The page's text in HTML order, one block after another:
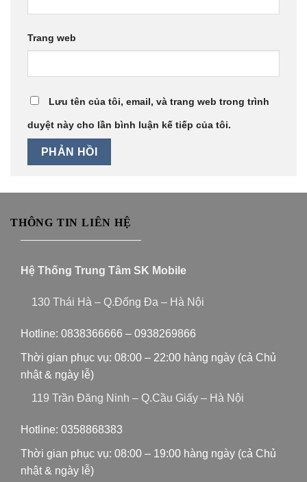
Trang web
Lưu tên của tôi, email, và trang web trong trình
duyệt này cho lần bình luận kế tiếp của tôi.
THÔNG TIN LIÊN HỆ
———————————
Hệ Thống Trung Tâm SK Mobile
130 Thái Hà – Q.Đống Đa – Hà Nội
Hotline: 0838366666 – 0938269866
Thời gian phục vụ: 08:00 – 22:00 hàng ngày (cả Chủ
nhật & ngày lễ)
119 Trần Đăng Ninh – Q.Cầu Giấy – Hà Nội
Hotline: 0358868383
Thời gian phục vụ: 08:00 – 19:00 hàng ngày (cả Chủ
nhật & ngày lễ)